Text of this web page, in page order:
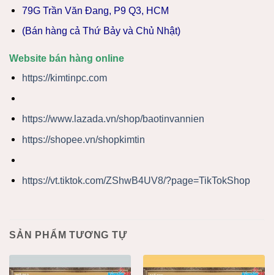
79G Trần Văn Đang, P9 Q3, HCM
(Bán hàng cả Thứ Bảy và Chủ Nhật)
Website bán hàng online
https://kimtinpc.com
https://www.lazada.vn/shop/baotinvannien
https://shopee.vn/shopkimtin
https://vt.tiktok.com/ZShwB4UV8/?page=TikTokShop
SẢN PHẨM TƯƠNG TỰ